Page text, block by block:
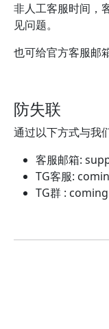
非人工客服时间，
见问题。
也可给官方客服邮
防失联
通过以下方式与我
客服邮箱:
TG客服:
TG群 :